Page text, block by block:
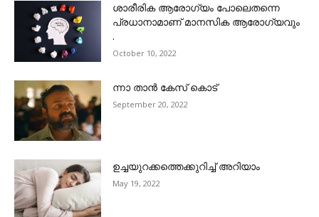
ശാരീരിക ആരോഗ്യം പോലെതന്നെ
പ്രധാനാമാണ്‌ മാനസിക ആരോഗ്യവും
.
October 10, 2022
ന്നാ താൻ കേസ് കൊട്
September 20, 2022
ഉച്ചയുറക്കത്തെക്കുറിച്ച് അറിയാം
May 19, 2022